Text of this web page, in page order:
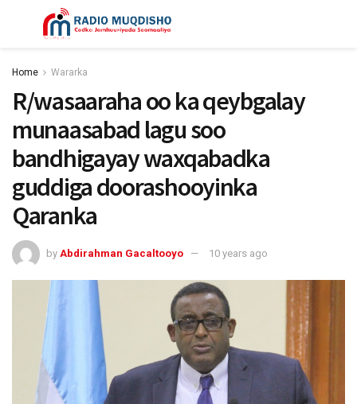
Home Wararka
R/wasaaraha oo ka qeybgalay
munaasabad lagu soo
bandhigayay waxqabadka
guddiga doorashooyinka
Qaranka
by Abdirahman Gacaltooyo 10 years ago